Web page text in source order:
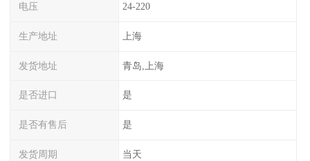
电压 24-220
生产地址 上海
发货地址 青岛,上海
是否进口 是
是否有售后 是
发货周期 当天